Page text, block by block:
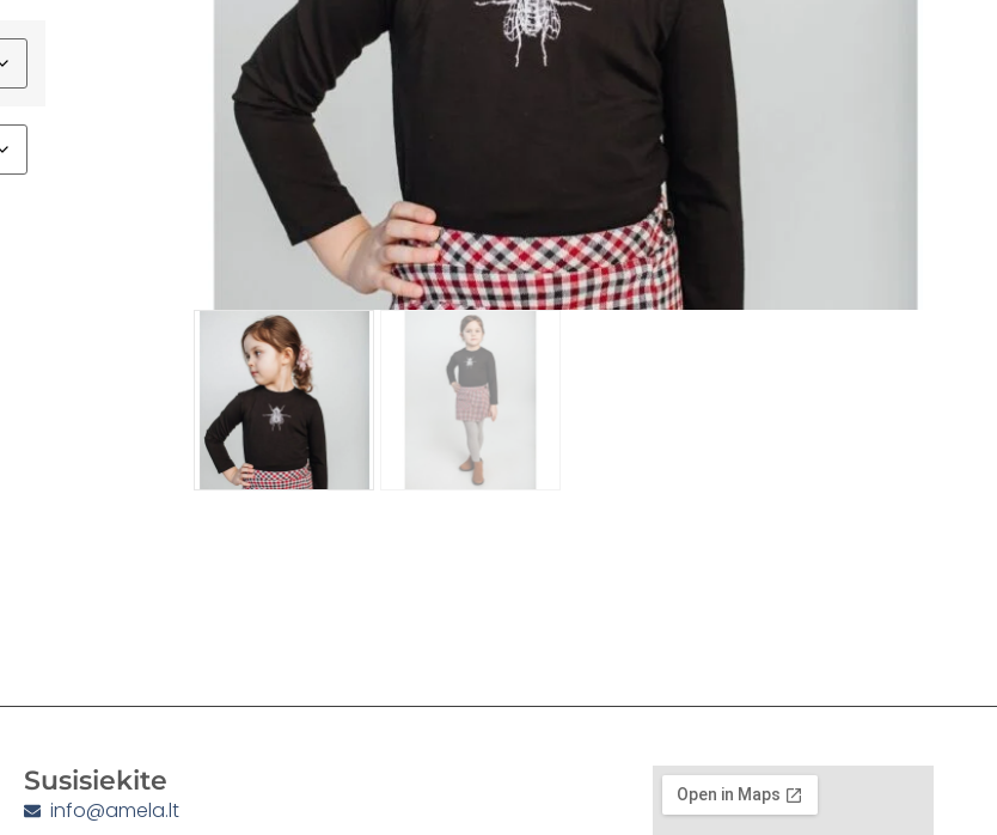
Susisiekite
info@amela.lt